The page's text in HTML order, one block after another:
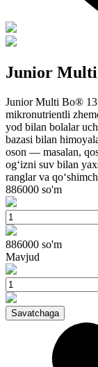
Junior
Junior Multi Bo® 13
mikronutrientli
yod bilan bolalar
bazasi bilan
oson — masalan,
og‘izni suv bilan
ranglar va
886000 so'm
886000 so'm
Mavjud
Savatchaga